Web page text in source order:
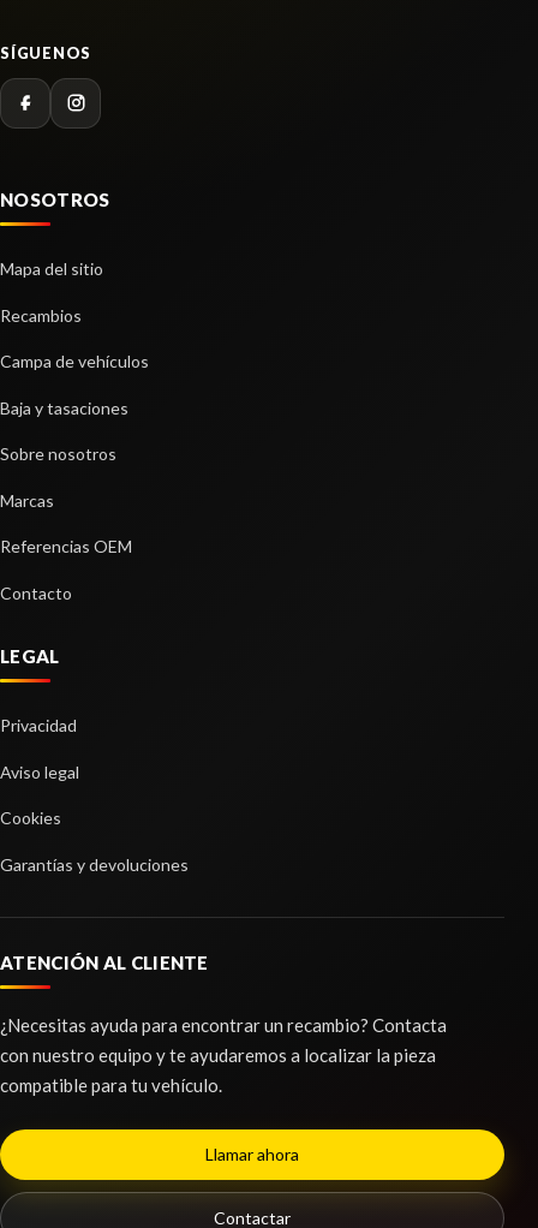
SÍGUENOS
NOSOTROS
Mapa del sitio
Recambios
Campa de vehículos
Baja y tasaciones
Sobre nosotros
Marcas
Referencias OEM
Contacto
LEGAL
Privacidad
Aviso legal
Cookies
Garantías y devoluciones
ATENCIÓN AL CLIENTE
¿Necesitas ayuda para encontrar un recambio? Contacta
con nuestro equipo y te ayudaremos a localizar la pieza
compatible para tu vehículo.
Llamar ahora
Contactar